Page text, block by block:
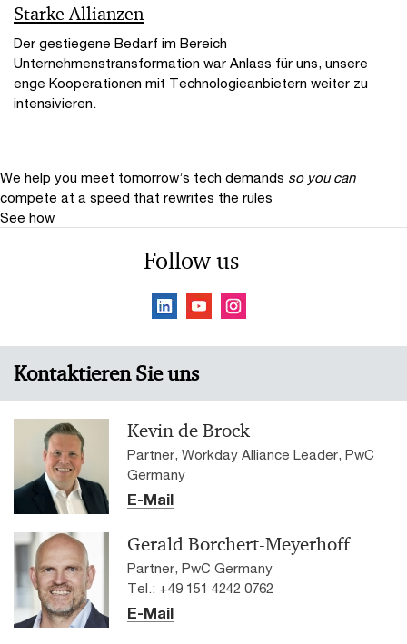
Starke Allianzen
Der gestiegene Bedarf im Bereich
Unternehmenstransformation war Anlass für uns, unsere
enge Kooperationen mit Technologieanbietern weiter zu
intensivieren.
We help you meet tomorrow’s tech demands so you can
compete at a speed that rewrites the rules
See how
Follow us
Kontaktieren Sie uns
Kevin de Brock
Partner, Workday Alliance Leader, PwC
Germany
E-Mail
Gerald Borchert-Meyerhoff
Partner, PwC Germany
Tel.: +49 151 4242 0762
E-Mail